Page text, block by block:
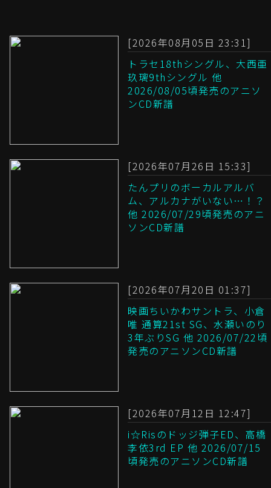
[2026年08月05日 23:31]
トラセ18thシングル、大西亜
玖璃9thシングル 他
2026/08/05頃発売のアニソ
ンCD新譜
[2026年07月26日 15:33]
たんプリのボーカルアルバ
ム、アルカナがいない…！？
他 2026/07/29頃発売のアニ
ソンCD新譜
[2026年07月20日 01:37]
映画ちいかわサントラ、小倉
唯 通算21st SG、水瀬いのり
3年ぶりSG 他 2026/07/22頃
発売のアニソンCD新譜
[2026年07月12日 12:47]
i☆Risのドッジ弾子ED、高橋
李依3rd EP 他 2026/07/15
頃発売のアニソンCD新譜